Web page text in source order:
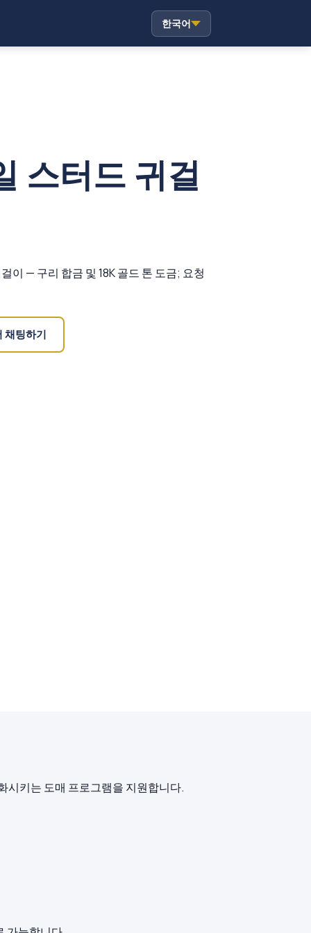
한국어
스터드 귀걸
이 — 구리 합금 및 18K 골드 톤 도금; 요청
팅하기
시키는 도매 프로그램을 지원합니다.